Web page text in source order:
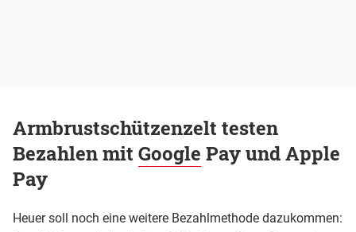
Armbrustschützenzelt testen
Bezahlen mit Google Pay und Apple
Pay
Heuer soll noch eine weitere Bezahlmethode dazukommen: